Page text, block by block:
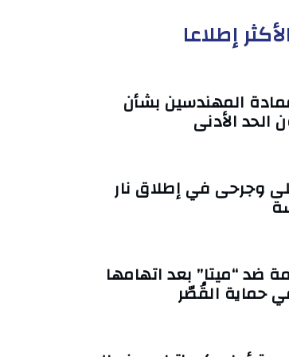
إطلاعا
المهندسين بشأن
الحد الأدنى
وجرحى في إطلاق نار
ضد “ميتا” بعد اتهامها
حماية القُصّر